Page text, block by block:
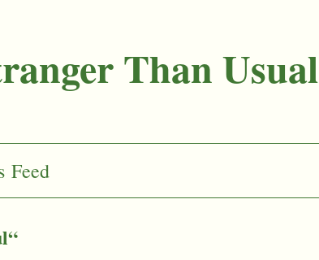
Than Usual
Feed